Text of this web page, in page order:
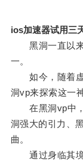
ios加速器试用三
黑洞一直以来
一。
如今，随着虚
洞vp来探索这一
在黑洞vp中，
洞强大的引力、
曲。
通过身临其境